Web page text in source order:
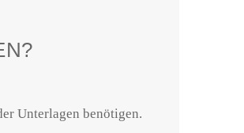
Unterlagen benötigen.